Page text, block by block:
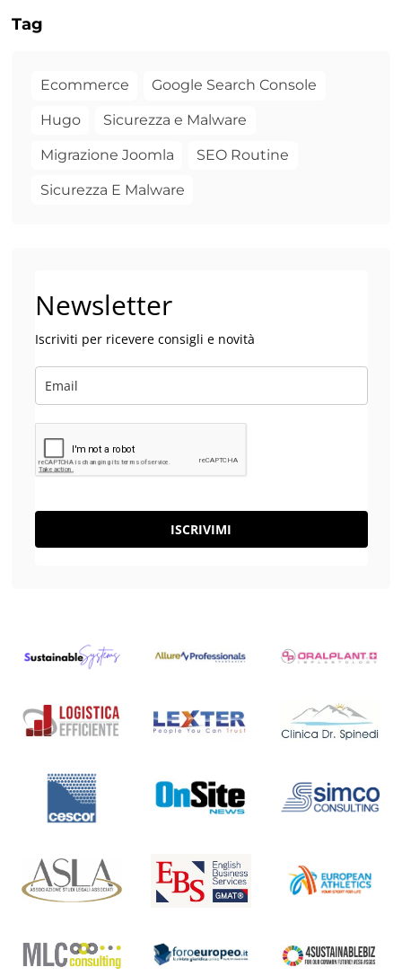
Tag
Ecommerce Google Search Console
Hugo Sicurezza e Malware
Migrazione Joomla SEO Routine
Sicurezza E Malware
Newsletter
Iscriviti per ricevere consigli e novità
ISCRIVIMI